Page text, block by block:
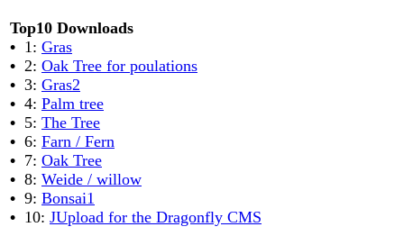
Top10 Downloads
• 1: Gras
• 2: Oak Tree for poulations
• 3: Gras2
• 4: Palm tree
• 5: The Tree
• 6: Farn / Fern
• 7: Oak Tree
• 8: Weide / willow
• 9: Bonsai1
• 10: JUpload for the Dragonfly CMS